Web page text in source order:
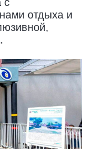
отдыха и